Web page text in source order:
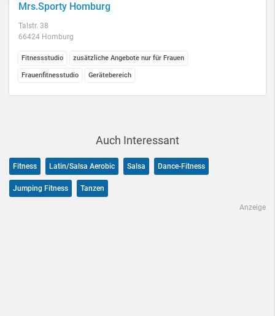
Mrs.Sporty Homburg
Talstr. 38
66424 Homburg
Fitnessstudio zusätzliche Angebote nur für Frauen
Frauenfitnesstudio Gerätebereich
Auch Interessant
Fitness Latin/Salsa Aerobic Salsa Dance-Fitness
Jumping Fitness Tanzen
Anzeige